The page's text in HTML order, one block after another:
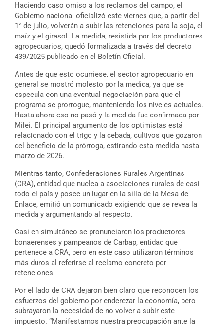
Haciendo caso omiso a los reclamos del campo, el
Gobierno nacional oficializó este viernes que, a partir del
1° de julio, volverán a subir las retenciones para la soja, el
maíz y el girasol. La medida, resistida por los productores
agropecuarios, quedó formalizada a través del decreto
439/2025 publicado en el Boletín Oficial.
Antes de que esto ocurriese, el sector agropecuario en
general se mostró molesto por la medida, ya que se
especula con una eventual negociación para que el
programa se prorrogue, manteniendo los niveles actuales.
Hasta ahora eso no pasó y la medida fue confirmada por
Milei. El principal argumento de los optimistas está
relacionado con el trigo y la cebada, cultivos que gozaron
del beneficio de la prórroga, estirando esta medida hasta
marzo de 2026.
Mientras tanto, Confederaciones Rurales Argentinas
(CRA), entidad que nuclea a asociaciones rurales de casi
todo el país y posee un lugar en la silla de la Mesa de
Enlace, emitió un comunicado exigiendo que se revea la
medida y argumentando al respecto.
Casi en simultáneo se pronunciaron los productores
bonaerenses y pampeanos de Carbap, entidad que
pertenece a CRA, pero en este caso utilizaron términos
más duros al referirse al reclamo concreto por
retenciones.
Por el lado de CRA dejaron bien claro que reconocen los
esfuerzos del gobierno por enderezar la economía, pero
subrayaron la necesidad de no volver a subir este
impuesto. “Manifestamos nuestra preocupación ante la